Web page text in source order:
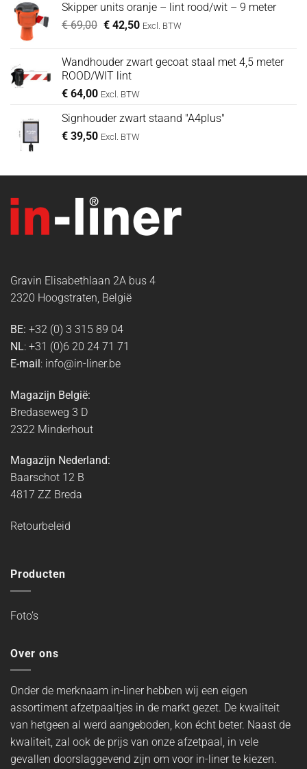
€ 99,00.€ 89,00.
Skipper units oranje – lint rood/wit – 9 meter
€69,00 Oorspronkelijke
€ 69,00.
€42,50Huidige
€ 42,50.
Excl. BTW
Wandhouder zwart gecoat staal met 4,5 meter
ROOD/WIT lint
€ 64,00 Excl. BTW
Signhouder zwart staand "A4plus"
€ 39,50 Excl. BTW
Gravin Elisabethlaan 2A bus 4
2320 Hoogstraten, België
BE: +32 (0) 3 315 89 04
NL: +31 (0)6 20 24 71 71
E-mail: info@in-liner.be
Magazijn België:
Bredaseweg 3 D
2322 Minderhout
Magazijn Nederland:
Baarschot 12 B
4817 ZZ Breda
Retourbeleid
Producten
Foto’s
Over ons
Onder de merknaam in-liner hebben wij een eigen
assortiment afzetpaaltjes in de markt gezet. De kwaliteit
van hetgeen al werd aangeboden, kon écht beter. Naast de
kwaliteit, zal ook de prijs van onze afzetpaal, in vele
gevallen doorslaggevend zijn om voor in-liner te kiezen.